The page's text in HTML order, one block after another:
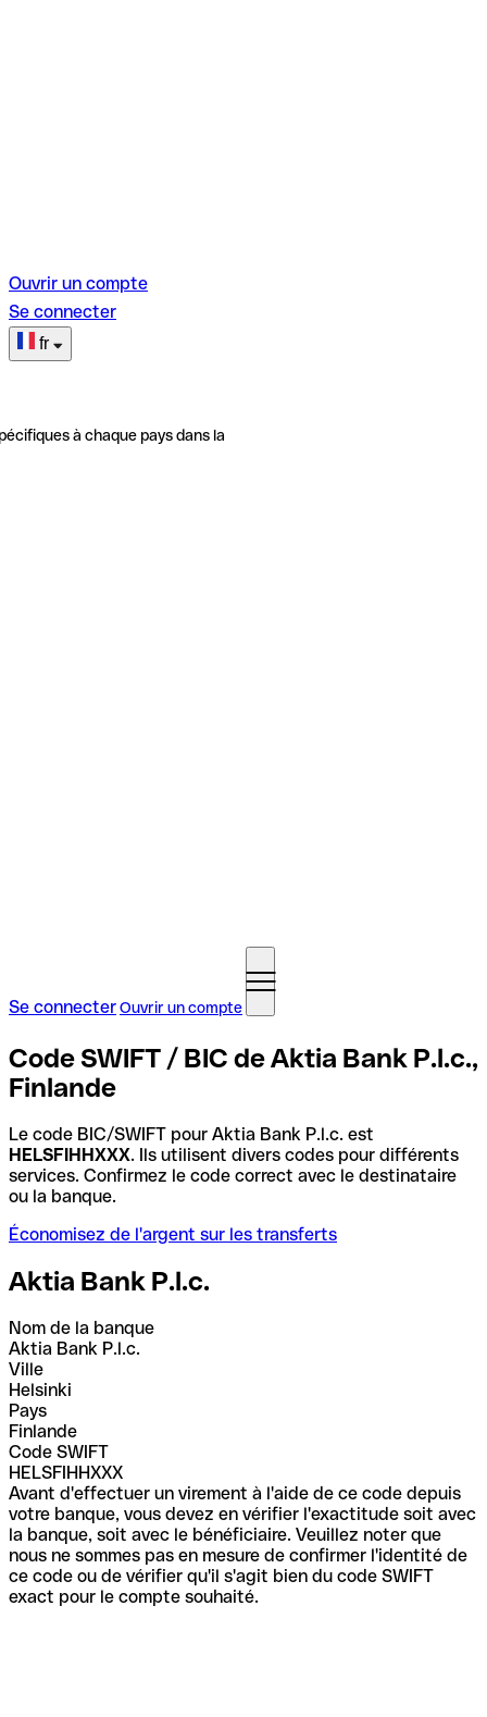
Ouvrir un compte
Se connecter
fr
à chaque pays dans la
Se connecterOuvrir un compte
Code SWIFT / BIC de Aktia Bank P.l.c.,
Finlande
Le code BIC/SWIFT pour Aktia Bank P.l.c. est
HELSFIHHXXX. Ils utilisent divers codes pour différents
services. Confirmez le code correct avec le destinataire
ou la banque.
Économisez de l'argent sur les transferts
Aktia Bank P.l.c.
Nom de la banque
Aktia Bank P.l.c.
Ville
Helsinki
Pays
Finlande
Code SWIFT
HELSFIHHXXX
Avant d'effectuer un virement à l'aide de ce code depuis
votre banque, vous devez en vérifier l'exactitude soit avec
la banque, soit avec le bénéficiaire. Veuillez noter que
nous ne sommes pas en mesure de confirmer l'identité de
ce code ou de vérifier qu'il s'agit bien du code SWIFT
exact pour le compte souhaité.